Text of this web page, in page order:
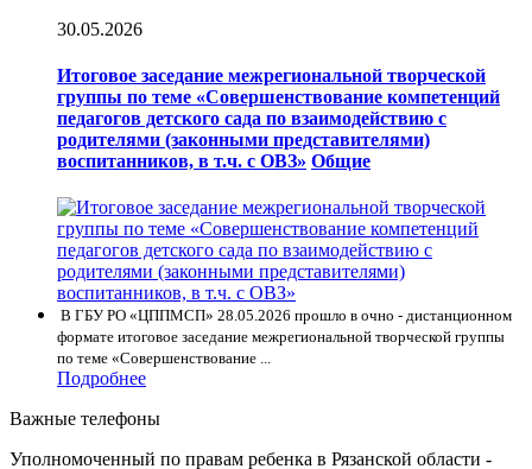
30.05.2026
Итоговое заседание межрегиональной творческой
группы по теме «Совершенствование компетенций
педагогов детского сада по взаимодействию с
родителями (законными представителями)
воспитанников, в т.ч. с ОВЗ» Общие
В ГБУ РО «ЦППМСП» 28.05.2026 прошло в очно - дистанционном
формате итоговое заседание межрегиональной творческой группы
по теме «Совершенствование ...
Подробнее
Важные телефоны
Уполномоченный по правам ребенка в Рязанской области -